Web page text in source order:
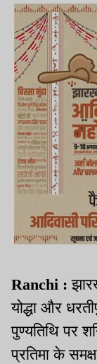
Ranchi :
योद्धा और
पुण्यतिथि पर
प्रतिमा के